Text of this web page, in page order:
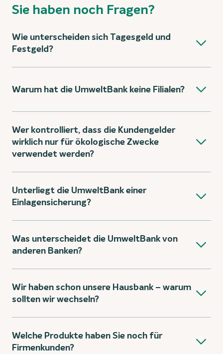
Sie haben noch Fragen?
Wie unterscheiden sich Tagesgeld und
Festgeld?
Warum hat die UmweltBank keine Filialen?
Wer kontrolliert, dass die Kundengelder
wirklich nur für ökologische Zwecke
verwendet werden?
Unterliegt die UmweltBank einer
Einlagensicherung?
Was unterscheidet die UmweltBank von
anderen Banken?
Wir haben schon unsere Hausbank – warum
sollten wir wechseln?
Welche Produkte haben Sie noch für
Firmenkunden?